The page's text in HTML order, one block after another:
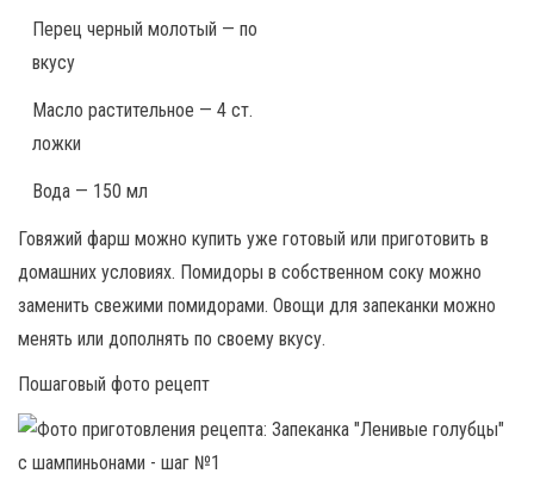
Перец черный молотый — по
вкусу
Масло растительное — 4 ст.
ложки
Вода — 150 мл
Говяжий фарш можно купить уже готовый или приготовить в
домашних условиях. Помидоры в собственном соку можно
заменить свежими помидорами. Овощи для запеканки можно
менять или дополнять по своему вкусу.
Пошаговый фото рецепт